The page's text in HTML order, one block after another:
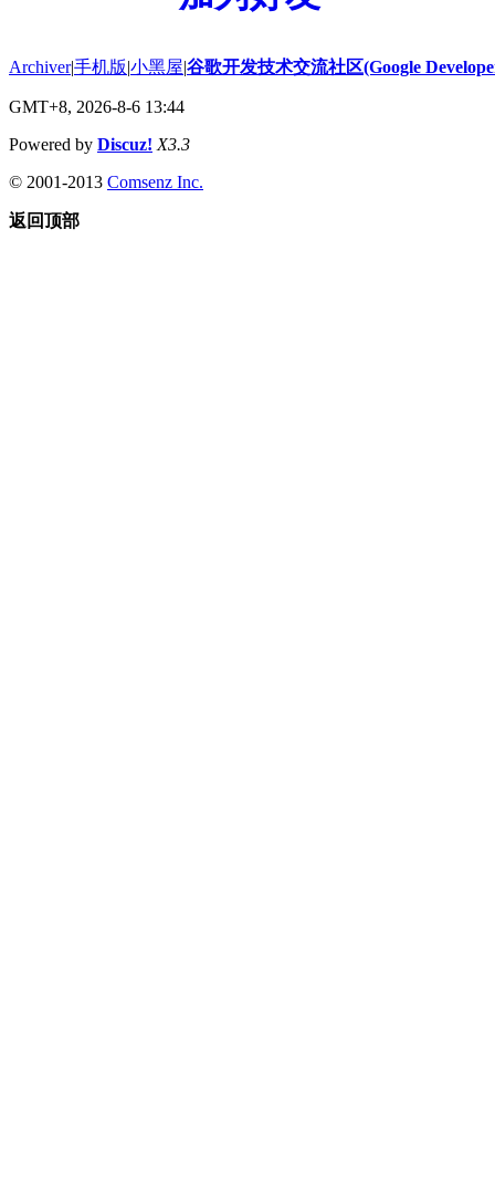
Archiver|手机版|小黑屋|谷歌开发技术交流社区(Google
GMT+8, 2026-8-6 13:44
Powered by Discuz! X3.3
© 2001-2013 Comsenz Inc.
返回顶部